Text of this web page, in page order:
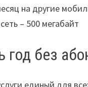
на другие
– 500 мегабайт
без